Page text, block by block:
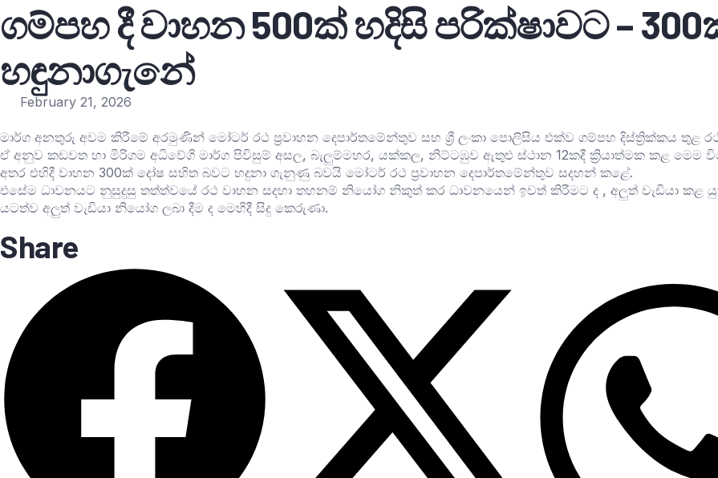
ගම්පහ දී වාහන 500ක් හදිසි පරික්ෂාවට –
හඳුනාගැනේ
February 21, 2026
මාර්ග අනතුරු අවම කිරීමේ අරමුණින් මෝටර් රථ ප්‍රවාහන දෙපාර්තමේන්තුව සහ ශ්‍රී ලංකා පොලිසිය එක්ව ගම්පහ දිස්ත්‍රික්කය තුළ
ඒ අනුව කඩවත හා මිරිගම අධිවේගි මාර්ග පිවිසුම් අසල, බැලුම්මහර, යක්කල, නිට්ටඹුව ඇතුළු ස්ථාන 12කදී ක්‍රියාත්මක කළ
අතර එහිදී වාහන 300ක් දෝෂ සහිත බවට හදුනා ගැනුණු බවයි මෝටර් රථ ප්‍රවාහන දෙපාර්තමේන්තුව සදහන් කළේ.
එසේම ධාවනයට නුසුදුසු තත්ත්වයේ රථ වාහන සදහා තහනම් නියෝග නිකුත් කර ධාවනයෙන් ඉවත් කිරීමට ද , අලුත් වැඩියා කළ
යටත්ව අලුත් වැඩියා නියෝග ලබා දීම ද මෙහිදී සිදු කෙරුණා.
Share